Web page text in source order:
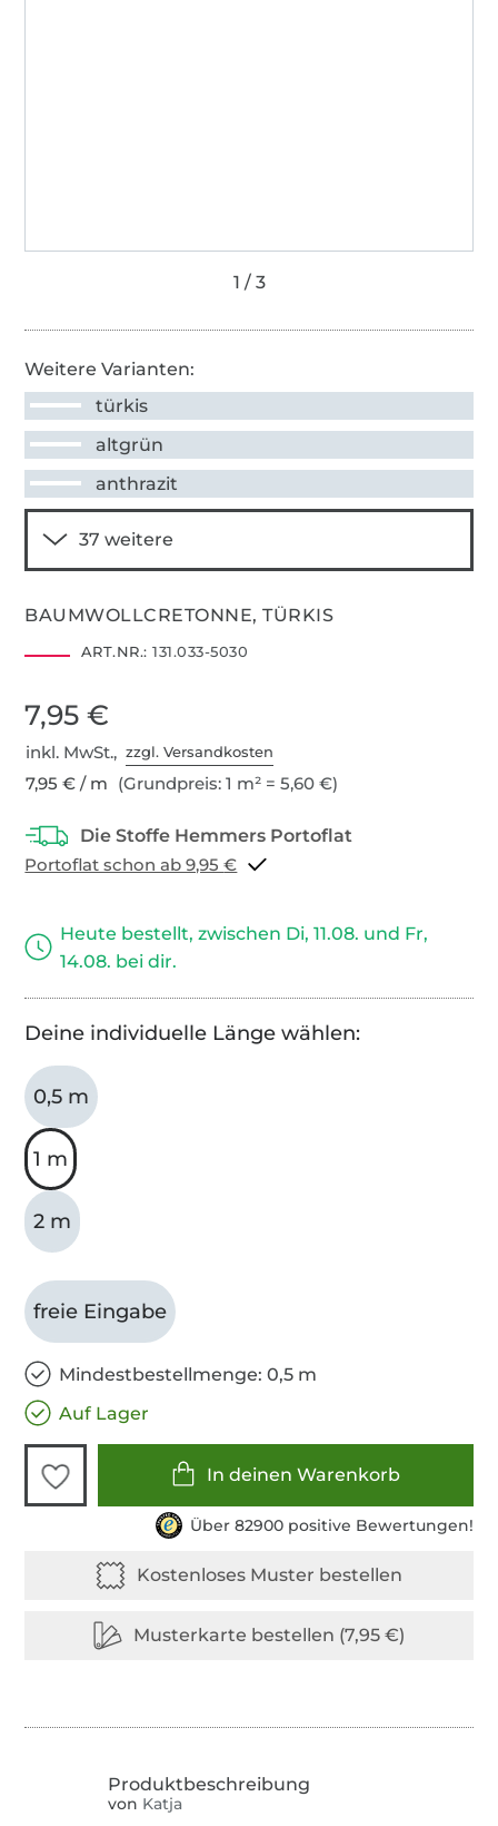
Weitere Varianten:
türkis
altgrün
anthrazit
BAUMWOLLCRETONNE, TÜRKIS
ART.NR.: 131.033-5030
7,95 €
inkl. MwSt.,zzgl. Versandkosten
7,95 € / m (Grundpreis: 1 m² = 5,60 €)
Portoflat schon ab 9,95 €
Heute bestellt, zwischen Di, 11.08. und Fr,
14.08. bei dir.
Deine individuelle Länge wählen:
0,5 m
1 m
2 m
freie Eingabe
Mindestbestellmenge: 0,5 m
Auf Lager
In deinen Warenkorb
Über 82900 positive Bewertungen!
von Katja